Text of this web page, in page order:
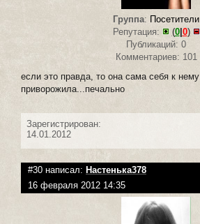
Группа: Посетители
Репутация:
(0|0)
Публикаций: 0
Комментариев: 101
если это правда, то она сама себя к нему
приворожила...печально
Зарегистрирован:
14.01.2012
#30 написал: Настенька378
16 февраля 2012 14:35